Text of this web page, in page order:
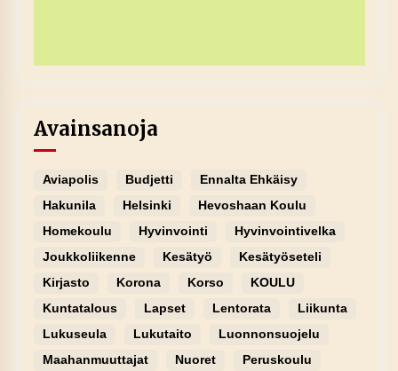
Avainsanoja
Aviapolis Budjetti
Ennalta Ehkäisy
Hakunila
Helsinki
Hevoshaan Koulu
Homekoulu
Hyvinvointi
Hyvinvointivelka
Joukkoliikenne
Kesätyö
Kesätyöseteli
Kirjasto
Korona Korso
KOULU
Kuntatalous
Lapset Lentorata
Liikunta
Lukuseula
Lukutaito
Luonnonsuojelu
Maahanmuuttajat
Nuoret
Peruskoulu